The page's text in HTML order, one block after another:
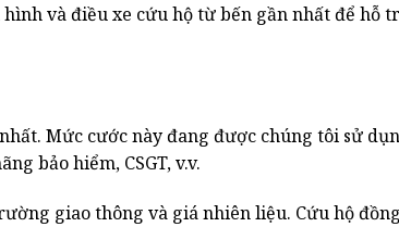
và điều xe cứu hộ từ bến gần nhất để hỗ
Mức cước này đang được chúng tôi sử
bảo hiểm, CSGT, v.v.
giao thông và giá nhiên liệu. Cứu hộ